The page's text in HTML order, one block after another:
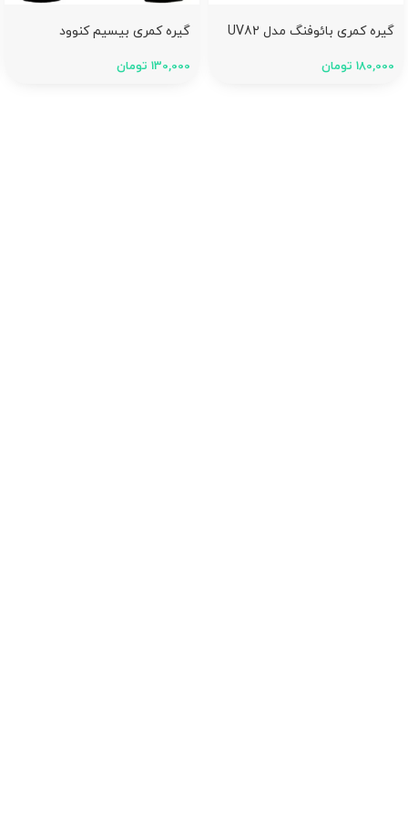
گیره کمری بائوفنگ مدل UV82
180,000 تومان
گیره کمری بیسیم کنوود
130,000 تومان